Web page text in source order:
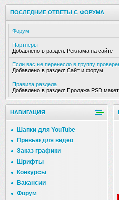
ПОСЛЕДНИЕ ОТВЕТЫ С ФОРУМА
Форум
Партнеры
Добавлено в раздел: Реклама на сайте
Если вас не перенесло в группу
Добавлено в раздел: Сайт и форум
Правила раздела
Добавлено в раздел: Продажа PSD
НАВИГАЦИЯ
Шапки для YouTube
Превью для видео
Заказ графики
Шрифты
Конкурсы
Вакансии
Форум